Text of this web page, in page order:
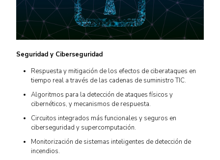
Seguridad y Ciberseguridad
Respuesta y mitigación de los efectos de ciberataques en
tiempo real a través de las cadenas de suministro TIC.
Algoritmos para la detección de ataques físicos y
cibernéticos, y mecanismos de respuesta.
Circuitos integrados más funcionales y seguros en
ciberseguridad y supercomputación.
Monitorización de sistemas inteligentes de detección de
incendios.